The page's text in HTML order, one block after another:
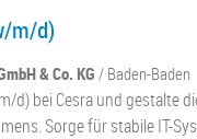
m/d)
& Co. KG / Baden-Baden
d) bei Cesra und gestalte
Sorge für stabile IT-